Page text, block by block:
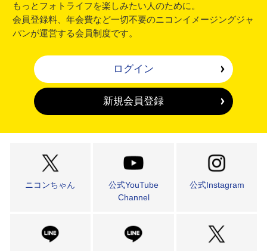
もっとフォトライフを楽しみたい人のために。
会員登録料、年会費など一切不要のニコンイメージングジャ
パンが運営する会員制度です。
ログイン
新規会員登録
ニコンちゃん
公式YouTube
Channel
公式Instagram